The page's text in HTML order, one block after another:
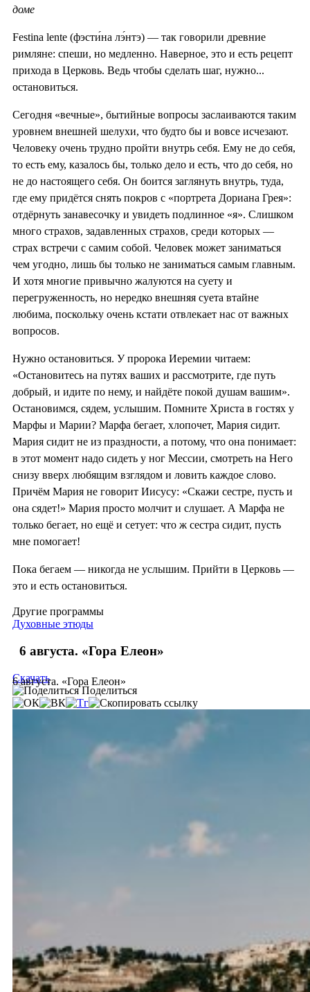
доме
Festina lente (фэсти́на лэ́нтэ) — так говорили древние
римляне: спеши, но медленно. Наверное, это и есть рецепт
прихода в Церковь. Ведь чтобы сделать шаг, нужно...
остановиться.
Сегодня «вечные», бытийные вопросы заслаиваются таким
уровнем внешней шелухи, что будто бы и вовсе исчезают.
Человеку очень трудно пройти внутрь себя. Ему не до себя,
то есть ему, казалось бы, только дело и есть, что до себя, но
не до настоящего себя. Он боится заглянуть внутрь, туда,
где ему придётся снять покров с «портрета Дориана Грея»:
отдёрнуть занавесочку и увидеть подлинное «я». Слишком
много страхов, задавленных страхов, среди которых —
страх встречи с самим собой. Человек может заниматься
чем угодно, лишь бы только не заниматься самым главным.
И хотя многие привычно жалуются на суету и
перегруженность, но нередко внешняя суета втайне
любима, поскольку очень кстати отвлекает нас от важных
вопросов.
Нужно остановиться. У пророка Иеремии читаем:
«Остановитесь на путях ваших и рассмотрите, где путь
добрый, и идите по нему, и найдёте покой душам вашим».
Остановимся, сядем, услышим. Помните Христа в гостях у
Марфы и Марии? Марфа бегает, хлопочет, Мария сидит.
Мария сидит не из праздности, а потому, что она понимает:
в этот момент надо сидеть у ног Мессии, смотреть на Него
снизу вверх любящим взглядом и ловить каждое слово.
Причём Мария не говорит Иисусу: «Скажи сестре, пусть и
она сядет!» Мария просто молчит и слушает. А Марфа не
только бегает, но ещё и сетует: что ж сестра сидит, пусть
мне помогает!
Пока бегаем — никогда не услышим. Прийти в Церковь —
это и есть остановиться.
Другие программы
Духовные этюды
6 августа. «Гора Елеон»
6 августа. «Гора Елеон»
Скачать
Поделиться